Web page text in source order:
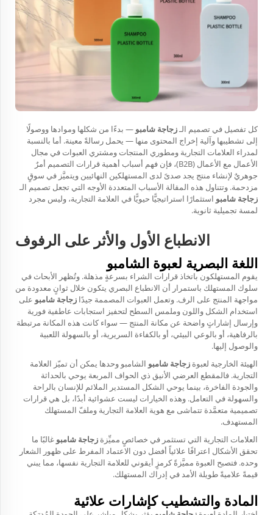
كل تفصيل في تصميم الـزجاجة شامبو — بدءًا من شكلها وموادها ووصولًا
إلى تشطيبها وآلية إخراج المحتوى منها — يحمل رسالةً معينة. أما بالنسبة
لمدراء العلامات التجارية ومطوري المنتجات ومشتري العبوات في مجال
الأعمال مع الأعمال (B2B)، فإن فهم أسباب أهمية قرارات التصميم أمرٌ
جوهريٌ لإنشاء منتج يجد صدىً لدى المستهلكين النهائيين ويتميَّز في سوقٍ
مزدحمة. وتتناول هذه المقالة الأسباب المتعددة الأوجه التي تجعل تصميم الـ
زجاجة شامبو استثمارًا استراتيجيًّا حيويًّا في العلامة التجارية، وليس مجرد
لمسة تجميلية ثانوية.
الانطباع الأول والأثر على الرفوف
اللغة البصرية لعبوة الشامبو
يقوم المستهلكون باتخاذ قرارات الشراء بسرعةٍ مذهلة. وتُظهر الأبحاث في
سلوك المستهلك باستمرار أن الانطباع البصري يتكون خلال ثوانٍ معدودة من
مواجهة المنتج على الرف. وتعمل العبوات المصممة جيدًا زجاجة شامبو على
استخدام الشكل واللون وملمس السطح لتحفيز استجابات عاطفية فورية
وإرسال إشاراتٍ واضحة عن مكانة المنتج — سواء كانت هذه المكانة مرتبطة
بالرفاهية، أو بالوعي البيئي، أو بالكفاءة السريرية، أو بالسهولة اللعبية
والوصول إليها.
الهيئة الخارجية لعبوة زجاجة شامبو الشامبو وحدها يمكن أن تميّز العلامة
التجارية. فالمقطع العرضي الأنيق ذي الحواف المربعة يوحي بالحداثة
والجودة الفاخرة، بينما يوحي الشكل المستدير الملائم للإنسان بالراحة
والسهولة في التعامل. وهذه الخيارات ليست عشوائية أبدًا، بل هي قرارات
تصميمية متعمَّدة تتماشى مع هوية العلامة التجارية وملفّ المستهلك
المستهدف.
العلامات التجارية التي تستثمر في خصائصٍ مميِّزة زجاجة شامبو غالبًا ما
تحقق الأشكال اعترافًا علائياً أفضل دون الاعتماد المفرط على ظهور الشعار
وحده. فتصبح العبوة مميَّزةً كرمزٍ أيقوني للعلامة التجارية نفسها، مما يبني
قيمةً علاميةً طويلة الأمد في إدراك المستهلك.
المادة والتشطيب كإشارات علائية